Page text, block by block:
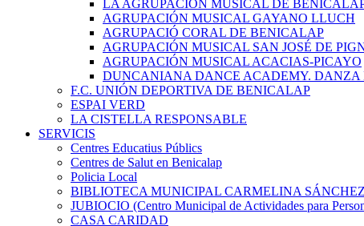
LA AGRUPACIÓN MUSICAL DE
AGRUPACIÓN MUSICAL GAYANO LLUCH
AGRUPACIÓ CORAL DE BENICALAP
AGRUPACIÓN MUSICAL SAN JOSÉ DE
AGRUPACIÓN MUSICAL ACACIAS-PICAYO
DUNCANIANA DANCE ACADEMY. DANZA
F.C. UNIÓN DEPORTIVA DE BENICALAP
ESPAI VERD
LA CISTELLA RESPONSABLE
SERVICIS
Centres Educatius Públics
Centres de Salut en Benicalap
Policia Local
BIBLIOTECA MUNICIPAL CARMELINA
JUBIOCIO (Centro Municipal de Actividades para
CASA CARIDAD